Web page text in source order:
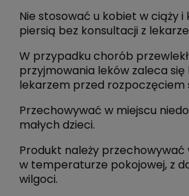
Nie stosować u kobiet w ciąży
piersią bez konsultacji z
W przypadku chorób
przyjmowania leków zaleca się
lekarzem przed rozpoczęciem
Przechowywać w miejscu
małych dzieci.
Produkt należy przechowywać
w temperaturze pokojowej, z
wilgoci.